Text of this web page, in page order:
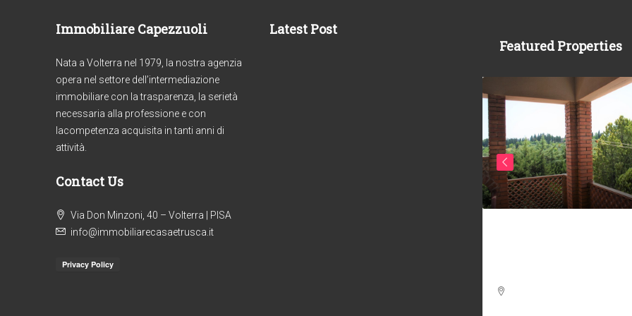
Immobiliare Capezzuoli
Nata a Volterra nel 1979, la nostra agenzia
opera nel settore dell’intermediazione
immobiliare con la trasparenza, la serietà
necessaria alla professione e con
lacompetenza acquisita in tanti anni di
attività.
Contact Us
Via Don Minzoni, 40 – Volterra | PISA
info@immobiliarecasaetrusca.it
Latest Post
Featured Properties
Rif. 303/AV-BO _ 2
VOLTERRA